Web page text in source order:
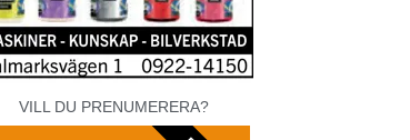
VILL DU PRENUMERERA?